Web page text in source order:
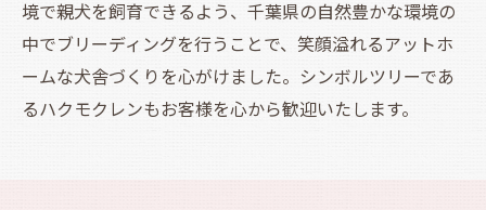
境で親犬を飼育できるよう、千葉県の自然豊かな環境の
中でブリーディングを行うことで、笑顔溢れるアットホ
ームな犬舎づくりを心がけました。シンボルツリーであ
るハクモクレンもお客様を心から歓迎いたします。